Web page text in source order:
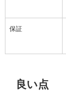
保証
良い点